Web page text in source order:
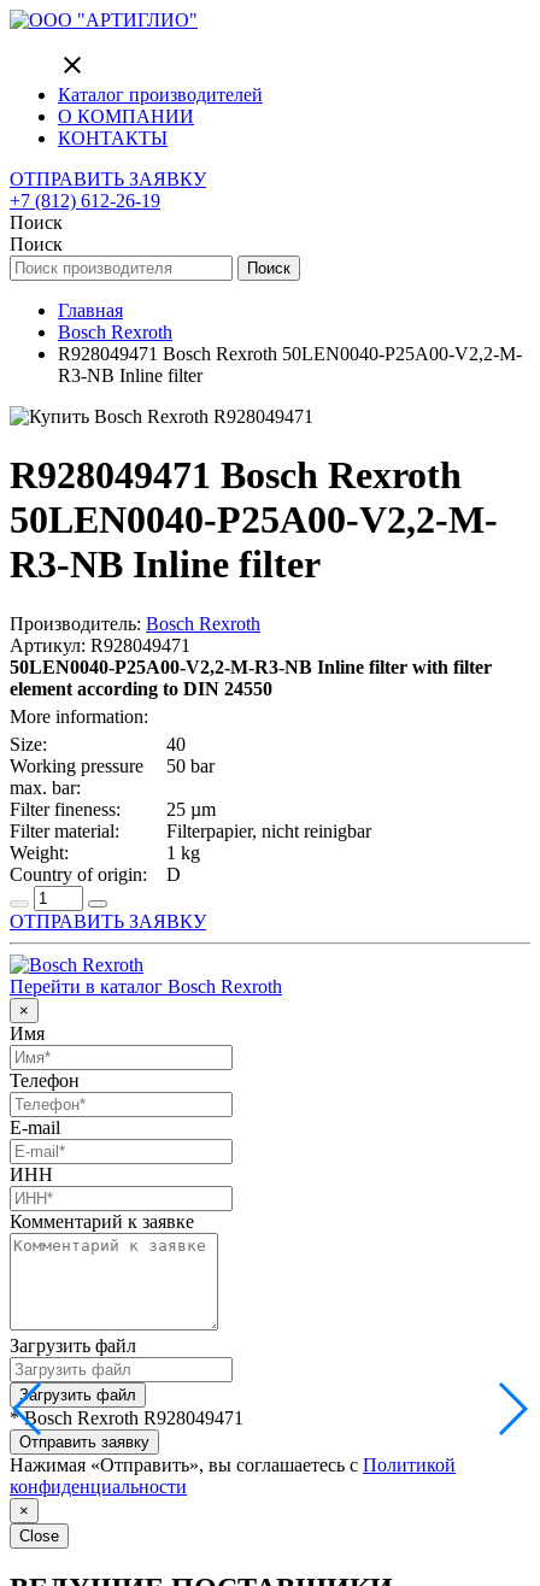
close
Каталог производителей
О КОМПАНИИ
КОНТАКТЫ
ОТПРАВИТЬ ЗАЯВКУ
+7 (812) 612-26-19
Поиск
Поиск
Поиск
Главная
Bosch Rexroth
R928049471 Bosch Rexroth 50LEN0040-P25A00-V2,2-M-
R3-NB Inline filter
R928049471 Bosch Rexroth
50LEN0040-P25A00-V2,2-M-
R3-NB Inline filter
Производитель: Bosch Rexroth
Артикул: R928049471
50LEN0040-P25A00-V2,2-M-R3-NB Inline filter with filter
element according to DIN 24550
More information:
Size:
40
Working pressure
max. bar:
50 bar
Filter fineness:
25 µm
Filter material:
Filterpapier, nicht reinigbar
Weight:
1 kg
Country of origin:
D
ОТПРАВИТЬ ЗАЯВКУ
Перейти в каталог Bosch Rexroth
×
Имя
Телефон
E-mail
ИНН
Комментарий к заявке
Загрузить файл
Загрузить файл
* Bosch Rexroth R928049471
Отправить заявку
Нажимая «Отправить», вы соглашаетесь с Политикой
конфиденциальности
×
Close